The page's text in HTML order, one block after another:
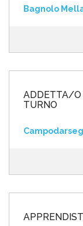
Bagnolo
ADDETTA/O
TURNO